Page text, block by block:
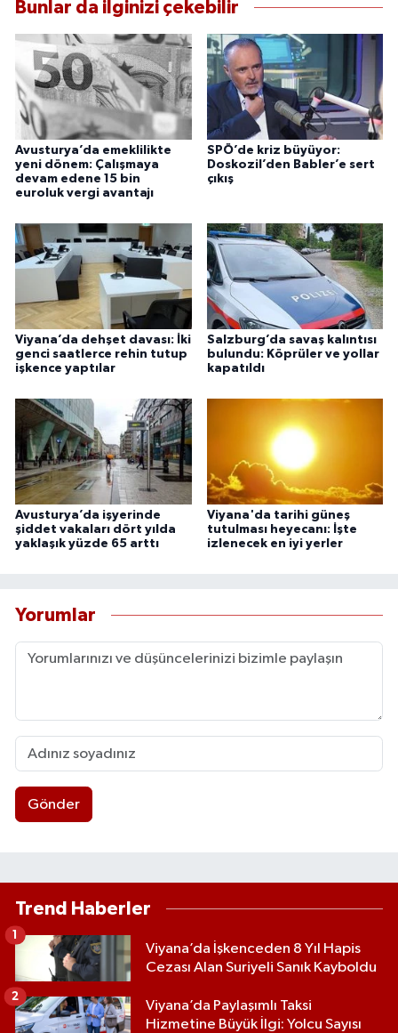
Bunlar da ilginizi çekebilir
Avusturya’da emeklilikte
yeni dönem: Çalışmaya
devam edene 15 bin
euroluk vergi avantajı
SPÖ’de kriz büyüyor:
Doskozil’den Babler’e sert
çıkış
Viyana’da dehşet davası: İki
genci saatlerce rehin tutup
işkence yaptılar
Salzburg’da savaş kalıntısı
bulundu: Köprüler ve yollar
kapatıldı
Avusturya’da işyerinde
şiddet vakaları dört yılda
yaklaşık yüzde 65 arttı
Viyana'da tarihi güneş
tutulması heyecanı: İşte
izlenecek en iyi yerler
Yorumlar
Gönder
Trend Haberler
Viyana’da İşkenceden 8 Yıl Hapis
Cezası Alan Suriyeli Sanık Kayboldu
1
Viyana’da Paylaşımlı Taksi
Hizmetine Büyük İlgi: Yolcu Sayısı
2